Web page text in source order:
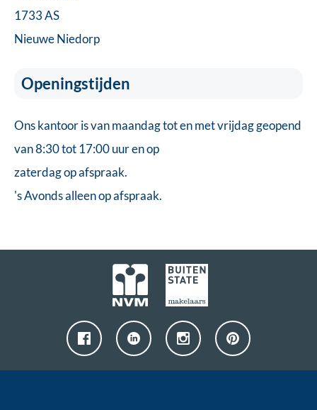
1733 AS
Nieuwe Niedorp
Openingstijden
Ons kantoor is van maandag tot en met vrijdag geopend
van 8:30 tot 17:00 uur en op
zaterdag op afspraak.
's Avonds alleen op afspraak.